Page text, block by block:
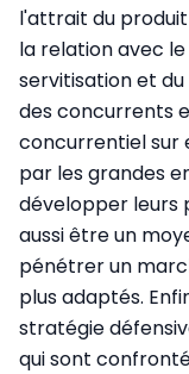
l'attrait du
la relation avec
servitisation et
des concurrents
concurrentiel sur
par les grandes
développer leurs
aussi être un
pénétrer un
plus adaptés.
stratégie
qui sont